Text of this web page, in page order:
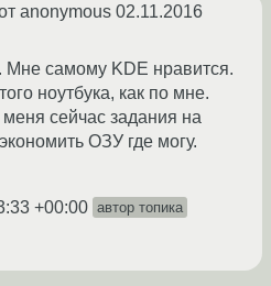
anonymous 02.11.2016
самому KDE нравится.
ноутбука, как по мне.
сейчас задания на
ОЗУ где могу.
+00:00 автор топика